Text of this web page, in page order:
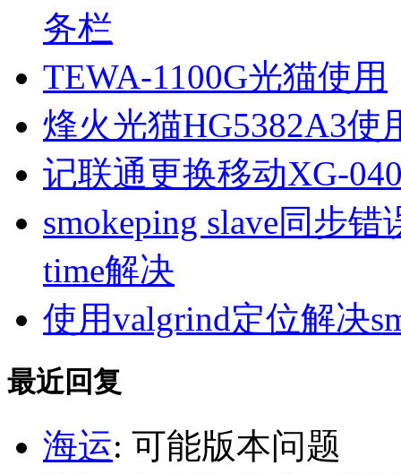
务栏
TEWA-1100G光猫使用
烽火光猫HG5382A3使
记联通更换移动XG-
smokeping slave同步错
time解决
使用valgrind定位解决
最近回复
海运: 可能版本问题